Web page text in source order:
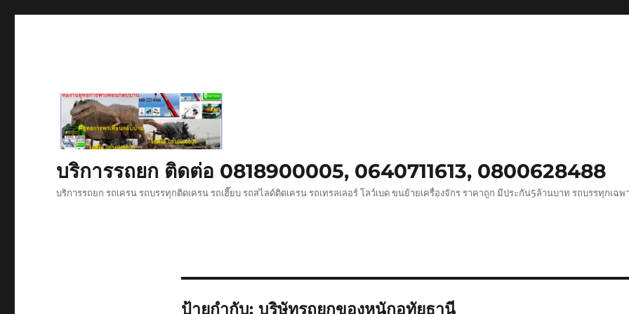
บริการรถยก ติดต่อ 0818900005, 0640711613, 0800628488
บริการรถยก รถเครน รถบรรทุกติดเครน รถเฮี๊ยบ รถสไลด์ติดเครน รถเทรลเลอร์ โลว์เบด ขนย้ายเครื่องจักร ราคาถูก มีประกัน5ล้านบาท รถบรรทุกเฉพ
ป้ายกำกับ: บริษัทรถยกของหนักอุทัยธานี